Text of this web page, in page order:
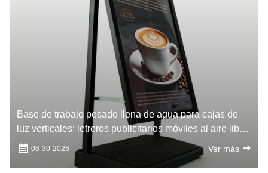
Base de trabajo pesado llena de agua para cajas de
luz verticales: letreros publicitarios móviles al aire libre
en las tiendas
06-30-2026 Ver más